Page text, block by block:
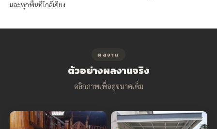
และทุกพื้นที่ใกล้เคียง
ผลงาน
ตัวอย่างผลงานจริง
คลิกภาพเพื่อดูขนาดเต็ม